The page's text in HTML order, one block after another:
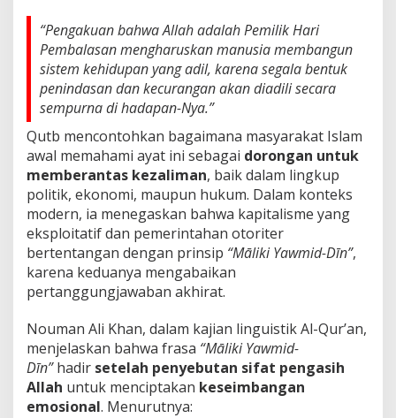
“Pengakuan bahwa Allah adalah Pemilik Hari
Pembalasan mengharuskan manusia membangun
sistem kehidupan yang adil, karena segala bentuk
penindasan dan kecurangan akan diadili secara
sempurna di hadapan-Nya.”
Qutb mencontohkan bagaimana masyarakat Islam
awal memahami ayat ini sebagai dorongan untuk
memberantas kezaliman, baik dalam lingkup
politik, ekonomi, maupun hukum. Dalam konteks
modern, ia menegaskan bahwa kapitalisme yang
eksploitatif dan pemerintahan otoriter
bertentangan dengan prinsip “Māliki Yawmid-Dīn”,
karena keduanya mengabaikan
pertanggungjawaban akhirat.
Nouman Ali Khan, dalam kajian linguistik Al-Qur’an,
menjelaskan bahwa frasa “Māliki Yawmid-
Dīn”hadir setelah penyebutan sifat pengasih
Allah untuk menciptakan keseimbangan
emosional. Menurutnya: